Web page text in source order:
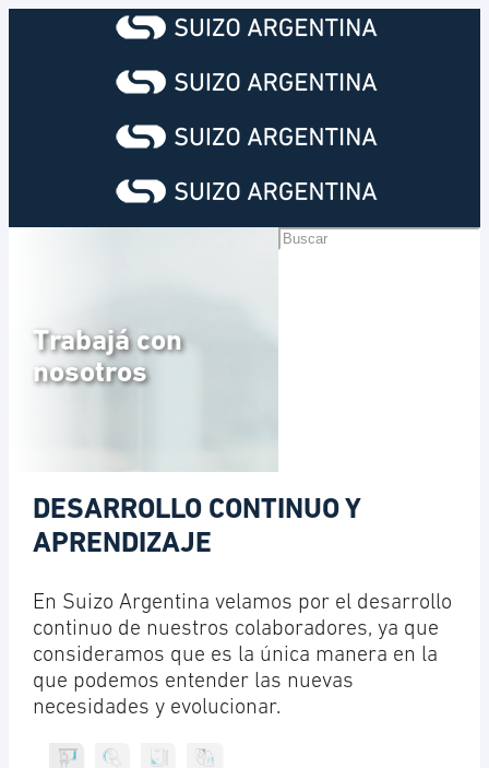
Trabajá con
nosotros
DESARROLLO CONTINUO Y
APRENDIZAJE
En Suizo Argentina velamos por el desarrollo
continuo de nuestros colaboradores, ya que
consideramos que es la única manera en la
que podemos entender las nuevas
necesidades y evolucionar.